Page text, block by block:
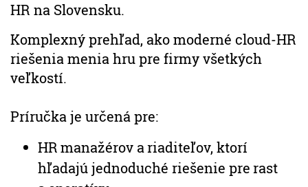
HR na Slovensku.
Komplexný prehľad, ako moderné cloud‑HR
riešenia menia hru pre firmy všetkých
veľkostí.
Príručka je určená pre:
HR manažérov a riaditeľov, ktorí
hľadajú jednoduché riešenie pre rast